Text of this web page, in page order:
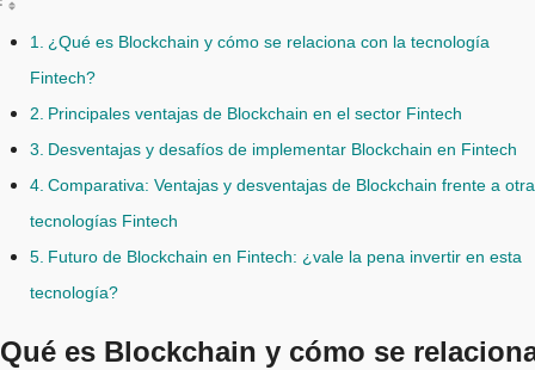
¿Qué es Blockchain y cómo se relaciona con la tecnología
Fintech?
Principales ventajas de Blockchain en el sector Fintech
Desventajas y desafíos de implementar Blockchain en Fintech
Comparativa: Ventajas y desventajas de Blockchain frente a
tecnologías Fintech
Futuro de Blockchain en Fintech: ¿vale la pena invertir en esta
tecnología?
es Blockchain y cómo se